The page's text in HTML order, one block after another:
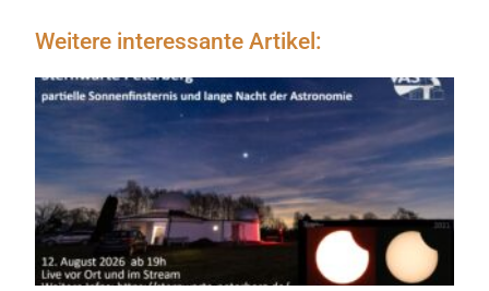
Weitere interessante Artikel: